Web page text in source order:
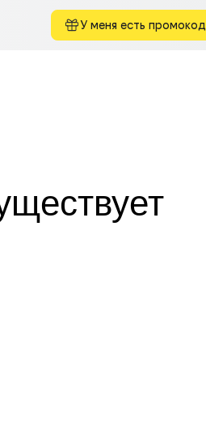
У меня есть промокод